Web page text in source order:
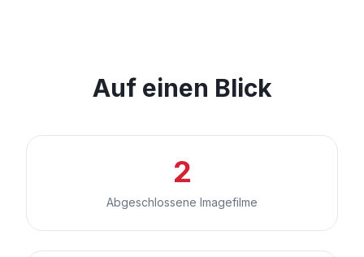
Auf einen Blick
2
Abgeschlossene Imagefilme